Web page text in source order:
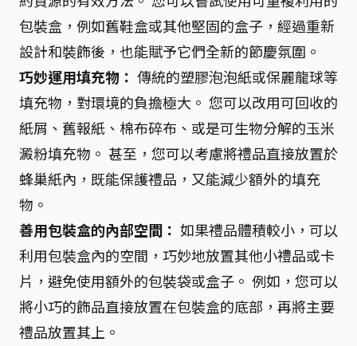
包裝盒，例如舊鞋盒或其他堅固的盒子，經過重新
設計和裝飾後，也能賦予它們全新的節慶氛圍。
巧妙運用填充物： 傳統的塑膠泡泡紙或保麗龍球等
填充物，對環境的負擔極大。 您可以改用可回收的
紙屑、舊報紙、棉布碎布、或是可生物分解的玉米
澱粉填充物。 甚至，您可以考慮將禮品直接放置於
蜂巢紙內，既能保護禮品，又能減少額外的填充
物。
善用包裝盒的內部空間： 如果禮品體積較小，可以
利用包裝盒內的空間，巧妙地放置其他小禮品或卡
片，避免使用額外的包裝袋或盒子。 例如，您可以
將小巧的飾品直接放置在包裝盒的底部，再將主要
禮品放置其上。